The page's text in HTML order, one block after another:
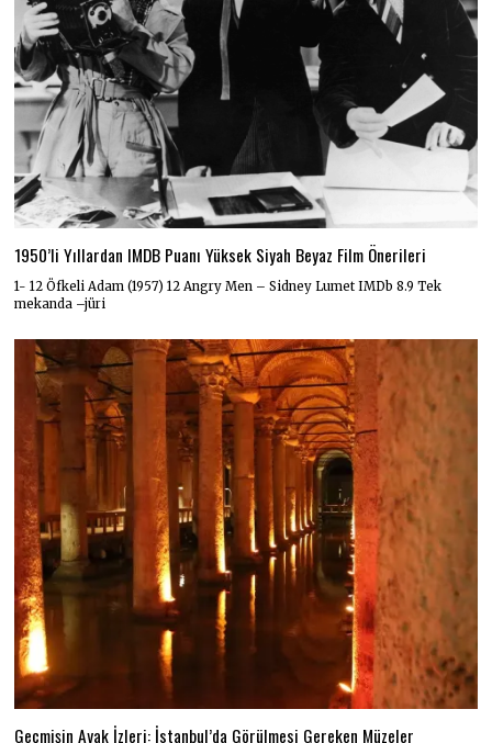
1950’li Yıllardan IMDB Puanı Yüksek Siyah Beyaz Film Önerileri
1- 12 Öfkeli Adam (1957) 12 Angry Men – Sidney Lumet IMDb 8.9 Tek
mekanda –jüri
Geçmişin Ayak İzleri: İstanbul’da Görülmesi Gereken Müzeler